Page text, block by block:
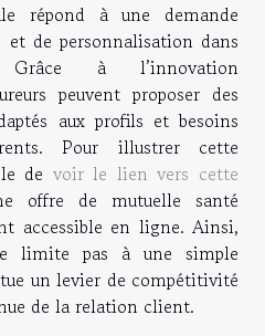
répond à une demande
de personnalisation dans
Grâce à l’innovation
peuvent proposer des
aux profils et besoins
Pour illustrer cette
de voir le lien vers cette
offre de mutuelle santé
accessible en ligne. Ainsi,
limite pas à une simple
un levier de compétitivité
de la relation client.